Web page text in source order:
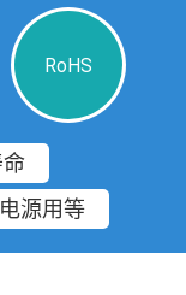
RoHS
源用等